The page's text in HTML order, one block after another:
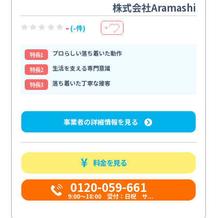
株式会社Aramashi
- (-件) ＋
特⻑1
プロらしい落ち着いた動作
特⻑2
生活を支える専門意識
特⻑3
落ち着いた丁寧な接客
事業者の詳細情報を見る
料金を見る
0120-059-661
9:00〜18:00 受付：日祝 サ...